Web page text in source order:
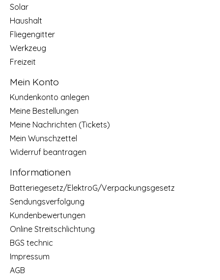
Solar
Haushalt
Fliegengitter
Werkzeug
Freizeit
Mein Konto
Kundenkonto anlegen
Meine Bestellungen
Meine Nachrichten (Tickets)
Mein Wunschzettel
Widerruf beantragen
Informationen
Batteriegesetz/ElektroG/Verpackungsgesetz
Sendungsverfolgung
Kundenbewertungen
Online Streitschlichtung
BGS technic
Impressum
AGB